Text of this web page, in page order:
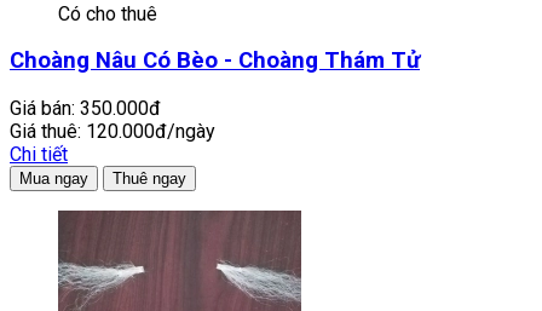
Có cho thuê
Choàng Nâu Có Bèo - Choàng Thám Tử
Giá bán: 350.000đ
Giá thuê: 120.000đ/ngày
Chi tiết
Mua ngay Thuê ngay